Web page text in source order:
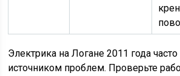
Электрика на Логане 2011 года часто
источником проблем. Проверьте